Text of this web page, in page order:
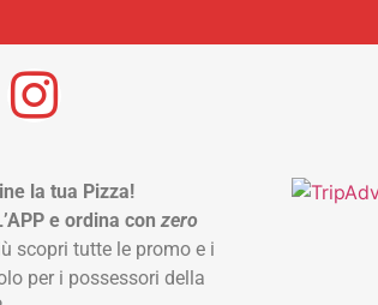
la tua Pizza!
e ordina con zero
scopri tutte le promo e i
per i possessori della